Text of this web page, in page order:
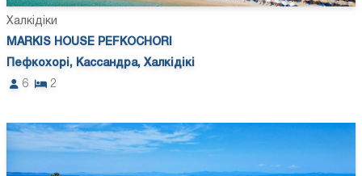
Халкідіки
MARKIS HOUSE PEFKOCHORI
Пефкохорі, Кассандра, Халкідікі
6
2